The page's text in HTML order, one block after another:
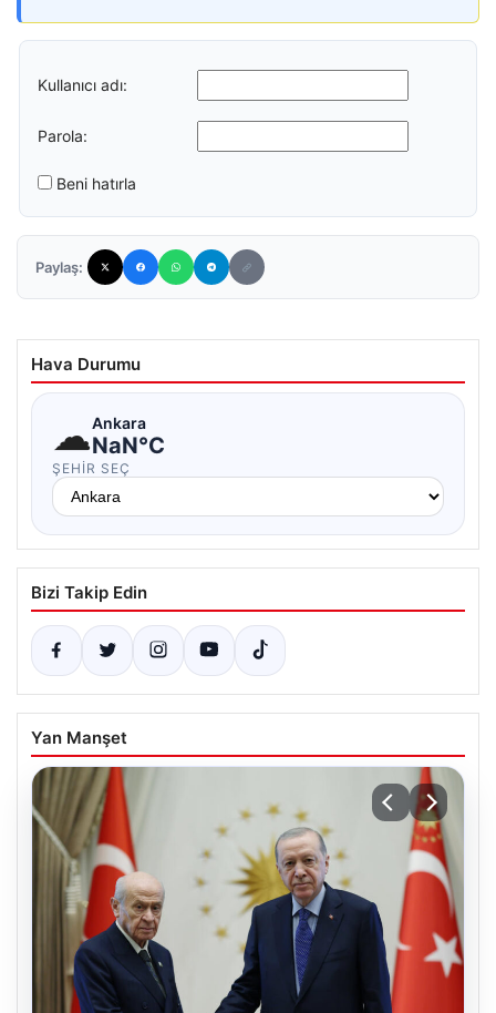
Kullanıcı adı:
Parola:
Beni hatırla
Paylaş:
Hava Durumu
☁Ankara
NaN°C
ŞEHIR SEÇ
Bizi Takip Edin
Yan Manşet